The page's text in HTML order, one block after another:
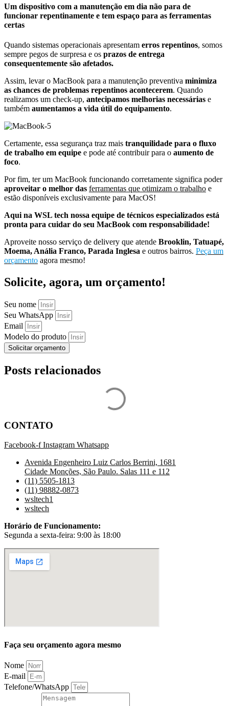
Um dispositivo com a manutenção em dia não para de
funcionar repentinamente e tem espaço para as ferramentas
certas
Quando sistemas operacionais apresentam erros repentinos, somos
sempre pegos de surpresa e os prazos de entrega
consequentemente são afetados.
Assim, levar o MacBook para a manutenção preventiva minimiza
as chances de problemas repentinos acontecerem. Quando
realizamos um check-up, antecipamos melhorias necessárias e
também aumentamos a vida útil do equipamento.
Certamente, essa segurança traz mais tranquilidade para o fluxo
de trabalho em equipe e pode até contribuir para o aumento de
foco.
Por fim, ter um MacBook funcionando corretamente significa poder
aproveitar o melhor das ferramentas que otimizam o trabalho e
estão disponíveis exclusivamente para MacOS!
Aqui na WSL tech nossa equipe de técnicos especializados está
pronta para cuidar do seu MacBook com responsabilidade!
Aproveite nosso serviço de delivery que atende Brooklin, Tatuapé,
Moema, Anália Franco, Parada Inglesa e outros bairros. Peça um
orçamento agora mesmo!
Solicite, agora, um orçamento!
Seu nome
Seu WhatsApp
Email
Modelo do produto
Solicitar orçamento
Posts relacionados
CONTATO
Facebook-f Instagram Whatsapp
Avenida Engenheiro Luiz Carlos Berrini, 1681
Cidade Monções, São Paulo. Salas 111 e 112
(11) 5505-1813
(11) 98882-0873
wsltech1
wsltech
Horário de Funcionamento:
Segunda a sexta-feira: 9:00 às 18:00
Faça seu orçamento agora mesmo
Nome
E-mail
Telefone/WhatsApp